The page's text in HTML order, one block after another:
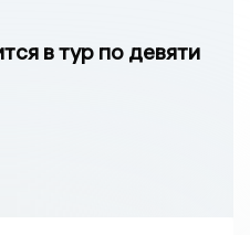
в тур по девяти